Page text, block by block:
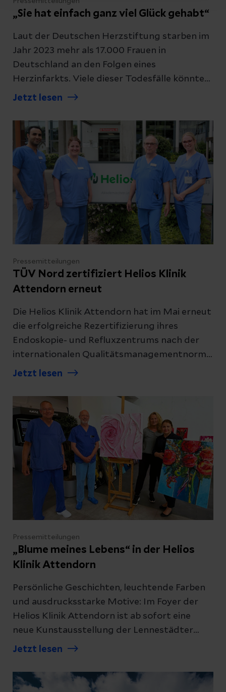
„Sie hat einfach ganz viel Glück gehabt“
Laut der Deutschen Herzstiftung starben im
Jahr 2023 mehr als 17.000 Frauen in
Deutschland an den Folgen eines
Herzinfarkts. Viele dieser Todesfälle könnten
verhindert werden, wenn die Symptome
Das Problem: Der Herzinfarkt gilt noch immer
häufig als typische „Männersache“.
Jetzt lesen
Pressemitteilungen
TÜV Nord zertifiziert Helios Klinik
Attendorn erneut
Die Helios Klinik Attendorn hat im Mai erneut
die erfolgreiche Rezertifizierung ihres
Endoskopie- und Refluxzentrums nach der
internationalen Qualitätsmanagementnorm
DIN EN ISO 9001:2015 durch den TÜV Nord
9001:2015 ist der weltweit führende
Standard für Qualitätsmanagementsysteme.
Jetzt lesen
Pressemitteilungen
„Blume meines Lebens“ in der Helios
Klinik Attendorn
Persönliche Geschichten, leuchtende Farben
und ausdrucksstarke Motive: Im Foyer der
Helios Klinik Attendorn ist ab sofort eine
neue Kunstausstellung der Lennestädter
Künstlerin Petra Steden zu sehen. Unter dem
aleatorisch“ präsentiert sie eine Auswahl ihrer
Acrylgemälde, in denen sie Erinnerungen,
Jetzt lesen